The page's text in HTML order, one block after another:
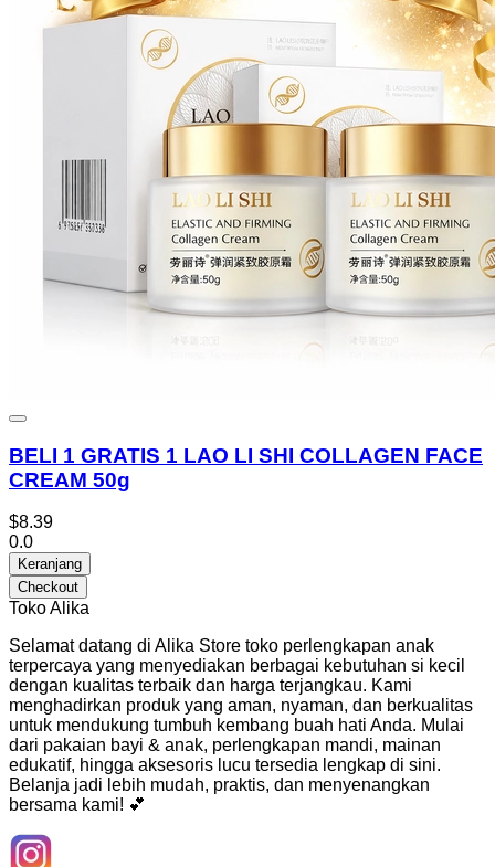
BELI 1 GRATIS 1 LAO LI SHI COLLAGEN FACE
CREAM 50g
$8.39
0.0
Keranjang
Checkout
Toko Alika
Selamat datang di Alika Store toko perlengkapan anak
terpercaya yang menyediakan berbagai kebutuhan si kecil
dengan kualitas terbaik dan harga terjangkau. Kami
menghadirkan produk yang aman, nyaman, dan berkualitas
untuk mendukung tumbuh kembang buah hati Anda. Mulai
dari pakaian bayi & anak, perlengkapan mandi, mainan
edukatif, hingga aksesoris lucu tersedia lengkap di sini.
Belanja jadi lebih mudah, praktis, dan menyenangkan
bersama kami! 💕